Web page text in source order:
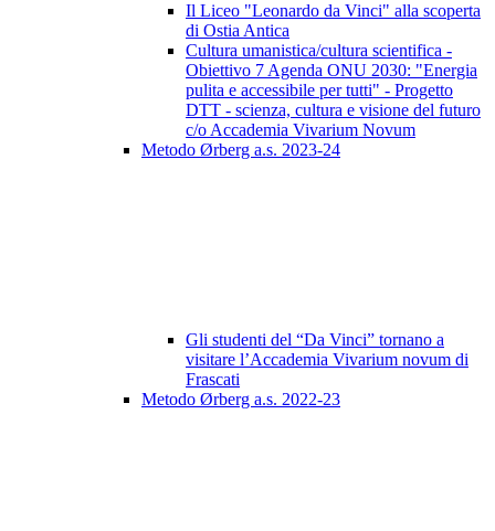
Il Liceo "Leonardo da Vinci" alla scoperta
di Ostia Antica
Cultura umanistica/cultura scientifica -
Obiettivo 7 Agenda ONU 2030: "Energia
pulita e accessibile per tutti" - Progetto
DTT - scienza, cultura e visione del futuro
c/o Accademia Vivarium Novum
Metodo Ørberg a.s. 2023-24
Gli studenti del “Da Vinci” tornano a
visitare l’Accademia Vivarium novum di
Frascati
Metodo Ørberg a.s. 2022-23